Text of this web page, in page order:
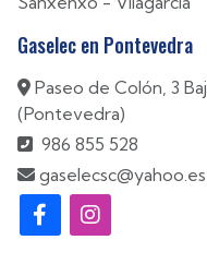
Sanxenxo -Vilagarcía
Gaselec en Pontevedra
Paseo de Colón, 3
(Pontevedra)
986 855 528
gaselecsc@yahoo.es